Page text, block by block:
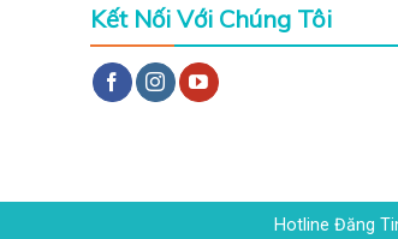
Kết Nối Với Chúng Tôi
Hotline Đăng